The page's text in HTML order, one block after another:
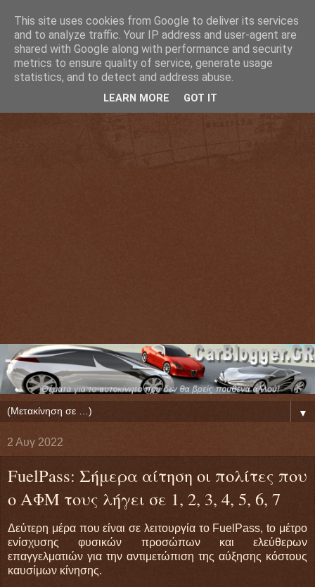
▼
2 Αυγ 2022
FuelPass: Σήμερα αίτηση οι πολίτες που
ο ΑΦΜ τους λήγει σε 1, 2, 3, 4, 5, 6, 7
Δεύτερη μέρα που είναι σε λειτουργία το FuelPass, to μέτρο
ενίσχυσης φυσικών προσώπων και ελεύθερων
επαγγελματιών για την αντιμετώπιση της αύξησης κόστους
καυσίμων κίνησης.
This site uses cookies from Google to deliver its services
and to analyze traffic. Your IP address and user-agent are
shared with Google along with performance and security
metrics to ensure quality of service, generate usage
statistics, and to detect and address abuse.
LEARN MORE GOT IT